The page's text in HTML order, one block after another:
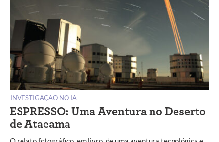
INVESTIGAÇÃO NO IA
ESPRESSO: Uma Aventura no Deserto
de Atacama